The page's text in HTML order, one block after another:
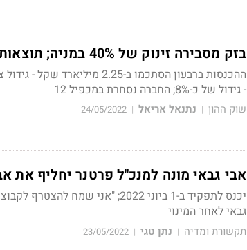
בזק מסבירה זינוק של 40% במניה; תוצאות טובות ברבעון הראשון
- גידול של כ-8%; החברה נסחרת במכפיל 12
שוק ההון | נתנאל אריאל |
24/05/2022
אבי גבאי מונה למנכ"ל פרטנר יחליף את
יכנס לתפקיד ב-1 ביוני 2022; "אני
גבאי לאחר המינוי
תקשורת ומדיה | נתן טגי |
23/05/2022